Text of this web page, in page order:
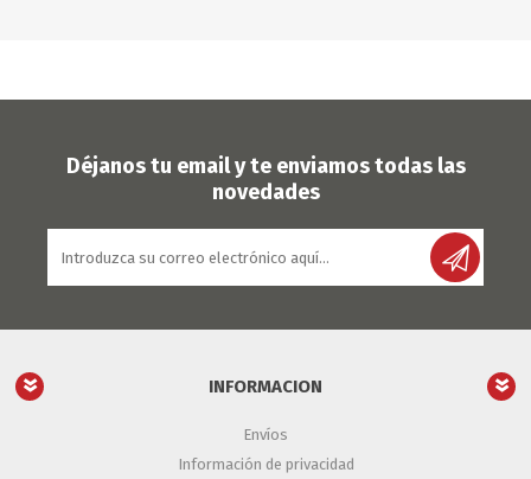
Déjanos tu email y te enviamos todas las
novedades
INFORMACION
Envíos
Información de privacidad